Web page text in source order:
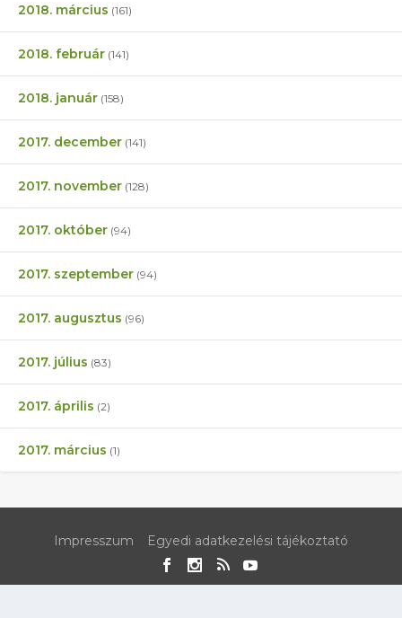
2018. március (161)
2018. február (141)
2018. január (158)
2017. december (141)
2017. november (128)
2017. október (94)
2017. szeptember (94)
2017. augusztus (96)
2017. július (83)
2017. április (2)
2017. március (1)
Impresszum Egyedi adatkezelési tájékoztató